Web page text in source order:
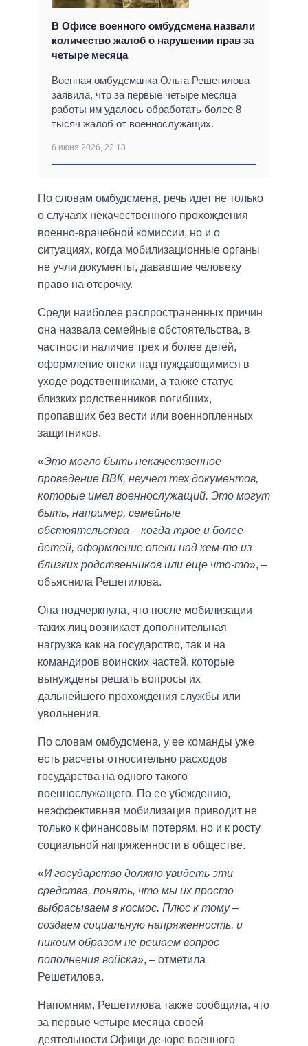
В Офисе военного омбудсмена назвали
количество жалоб о нарушении прав за
четыре месяца
Военная омбудсманка Ольга Решетилова
заявила, что за первые четыре месяца
работы им удалось обработать более 8
тысяч жалоб от военнослужащих.
6 июня 2026, 22:18
По словам омбудсмена, речь идет не только
о случаях некачественного прохождения
военно-врачебной комиссии, но и о
ситуациях, когда мобилизационные органы
не учли документы, дававшие человеку
право на отсрочку.
Среди наиболее распространенных причин
она назвала семейные обстоятельства, в
частности наличие трех и более детей,
оформление опеки над нуждающимися в
уходе родственниками, а также статус
близких родственников погибших,
пропавших без вести или военнопленных
защитников.
«Это могло быть некачественное
проведение ВВК, неучет тех документов,
которые имел военнослужащий. Это могут
быть, например, семейные
обстоятельства – когда трое и более
детей, оформление опеки над кем-то из
близких родственников или еще что-то», –
объяснила Решетилова.
Она подчеркнула, что после мобилизации
таких лиц возникает дополнительная
нагрузка как на государство, так и на
командиров воинских частей, которые
вынуждены решать вопросы их
дальнейшего прохождения службы или
увольнения.
По словам омбудсмена, у ее команды уже
есть расчеты относительно расходов
государства на одного такого
военнослужащего. По ее убеждению,
неэффективная мобилизация приводит не
только к финансовым потерям, но и к росту
социальной напряженности в обществе.
«И государство должно увидеть эти
средства, понять, что мы их просто
выбрасываем в космос. Плюс к тому –
создаем социальную напряженность, и
никоим образом не решаем вопрос
пополнения войска», – отметила
Решетилова.
Напомним, Решетилова также сообщила, что
за первые четыре месяца своей
деятельности Офици де-юре военного